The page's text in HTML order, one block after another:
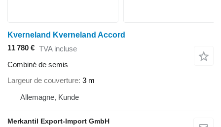
Kverneland Kverneland Accord
11 780 € TVA incluse
Combiné de semis
Largeur de couverture 3 m
Allemagne, Kunde
Merkantil Export-Import GmbH